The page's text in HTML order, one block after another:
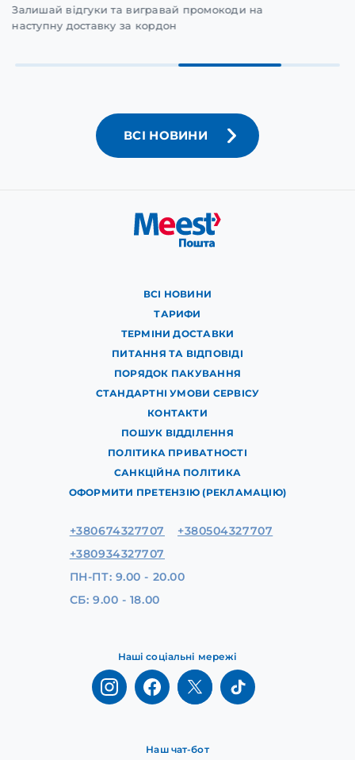
Залишай відгуки та вигравай промокоди на
наступну доставку за кордон
ВСІ НОВИНИ
ВСІ НОВИНИ
ТАРИФИ
ТЕРМІНИ ДОСТАВКИ
ПИТАННЯ ТА ВІДПОВІДІ
ПОРЯДОК ПАКУВАННЯ
СТАНДАРТНІ УМОВИ СЕРВІСУ
КОНТАКТИ
ПОШУК ВІДДІЛЕННЯ
ПОЛІТИКА ПРИВАТНОСТІ
САНКЦІЙНА ПОЛІТИКА
ОФОРМИТИ ПРЕТЕНЗІЮ (РЕКЛАМАЦІЮ)
Наш чат-бот
Наші соціальні мережі
+380674327707
+380504327707
+380934327707
ПН-ПТ: 9.00 - 20.00
СБ: 9.00 - 18.00